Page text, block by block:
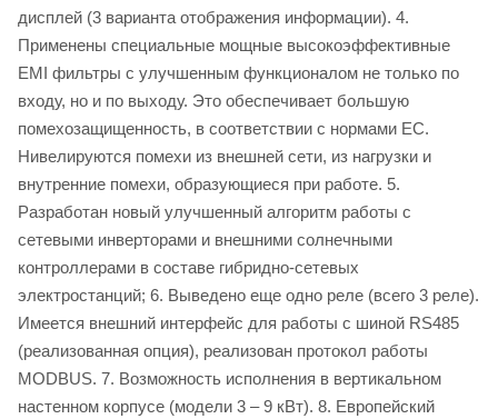
дисплей (3 варианта отображения информации). 4.
Применены специальные мощные высокоэффективные
EMI фильтры с улучшенным функционалом не только по
входу, но и по выходу. Это обеспечивает большую
помехозащищенность, в соответствии с нормами ЕС.
Нивелируются помехи из внешней сети, из нагрузки и
внутренние помехи, образующиеся при работе. 5.
Разработан новый улучшенный алгоритм работы с
сетевыми инверторами и внешними солнечными
контроллерами в составе гибридно-сетевых
электростанций; 6. Выведено еще одно реле (всего 3 реле).
Имеется внешний интерфейс для работы с шиной RS485
(реализованная опция), реализован протокол работы
MODBUS. 7. Возможность исполнения в вертикальном
настенном корпусе (модели 3 – 9 кВт). 8. Европейский